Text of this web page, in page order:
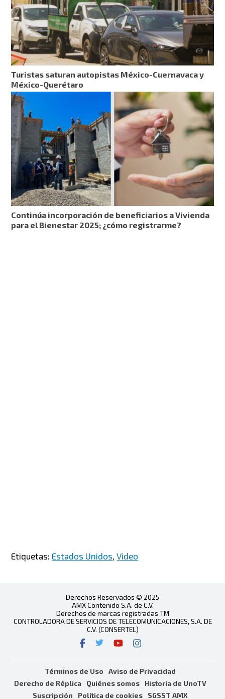
Turistas saturan autopistas México-Cuernavaca y
México-Querétaro
Continúa incorporación de beneficiarios a Vivienda
para el Bienestar 2025; ¿cómo registrarme?
Etiquetas: Estados Unidos,Video
Derechos Reservados © 2025
AMX Contenido S.A. de C.V.
Derechos de marcas registradas TM
CONTROLADORA DE SERVICIOS DE TELECOMUNICACIONES, S.A. DE
C.V. (CONSERTEL)
Términos de Uso
Aviso de Privacidad
Derecho de Réplica
Quiénes somos
Historia de UnoTV
Suscripción
Política de cookies SGSST AMX